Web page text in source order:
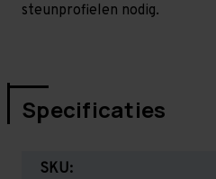
steunprofielen nodig.
Specificaties
SKU: